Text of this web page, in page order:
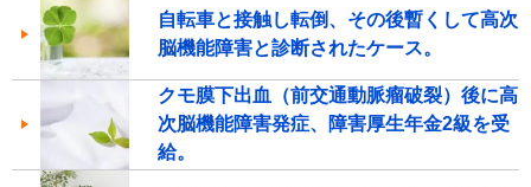
自転車と接触し転倒、その後暫くして高次
脳機能障害と診断されたケース。
クモ膜下出血（前交通動脈瘤破裂）後に高
次脳機能障害発症、障害厚生年金2級を受
給。